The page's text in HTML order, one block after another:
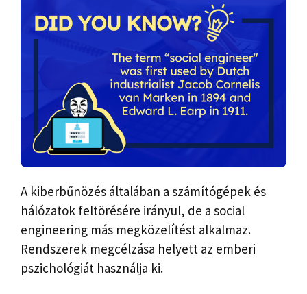
A kiberbűnözés általában a számítógépek és
hálózatok feltörésére irányul, de a social
engineering más megközelítést alkalmaz.
Rendszerek megcélzása helyett az emberi
pszichológiát használja ki.